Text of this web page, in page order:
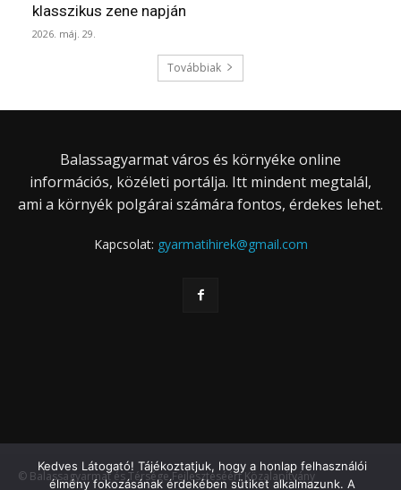
klasszikus zene napján
2026. máj. 29.
Továbbiak
Balassagyarmat város és környéke online
információs, közéleti portálja. Itt mindent megtalál,
ami a környék polgárai számára fontos, érdekes lehet.
Kapcsolat: gyarmatihirek@gmail.com
© Balassagyarmat és Térsége Fejlesztéséért Közalapítvány
Kedves Látogató! Tájékoztatjuk, hogy a honlap felhasználói
élmény fokozásának érdekében sütiket alkalmazunk. A